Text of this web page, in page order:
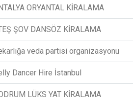
ORYANTAL KİRALAMA
ŞOV DANSÖZ KİRALAMA
veda partisi organizasyonu
Dancer Hire İstanbul
LÜKS YAT KİRALAMA